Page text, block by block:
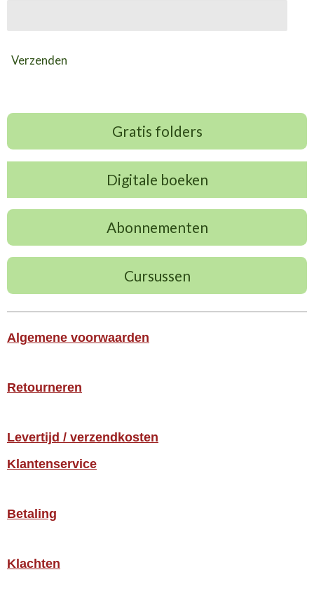
Verzenden
Gratis folders
Digitale boeken
Abonnementen
Cursussen
Algemene voorwaarden
Retourneren
Levertijd / verzendkosten
Klantenservice
Betaling
Klachten